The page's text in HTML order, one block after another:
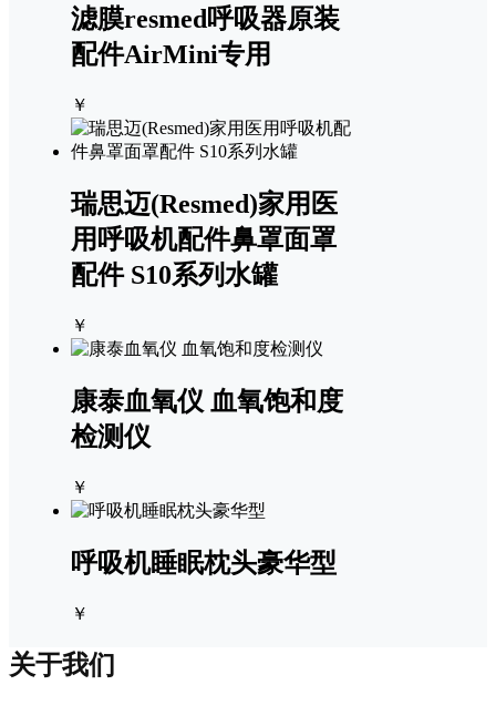
滤膜resmed呼吸器原装
配件AirMini专用
￥
瑞思迈(Resmed)家用医
用呼吸机配件鼻罩面罩
配件 S10系列水罐
￥
康泰血氧仪 血氧饱和度
检测仪
￥
呼吸机睡眠枕头豪华型
￥
关于我们